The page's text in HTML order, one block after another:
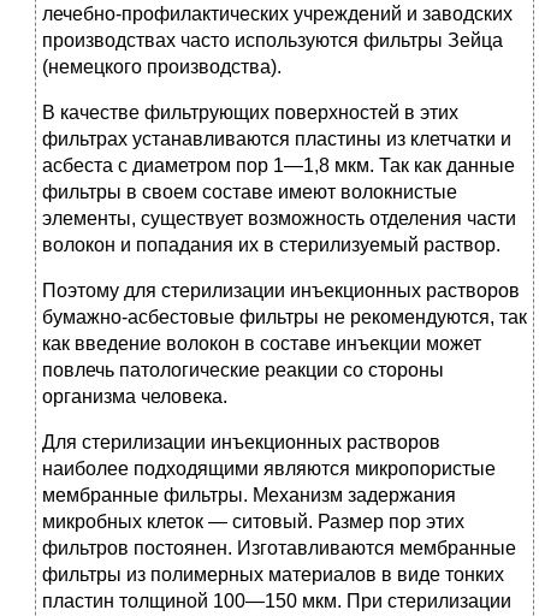
лечебно-профилактических учреждений и заводских
производствах часто используются фильтры Зейца
(немецкого производства).
В качестве фильтрующих поверхностей в этих
фильтрах устанавливаются пластины из клетчатки и
асбеста с диаметром пор 1—1,8 мкм. Так как данные
фильтры в своем составе имеют волокнистые
элементы, существует возможность отделения части
волокон и попадания их в стерилизуемый раствор.
Поэтому для стерилизации инъекционных растворов
бумажно-асбестовые фильтры не рекомендуются, так
как введение волокон в составе инъекции может
повлечь патологические реакции со стороны
организма человека.
Для стерилизации инъекционных растворов
наиболее подходящими являются микропористые
мембранные фильтры. Механизм задержания
микробных клеток — ситовый. Размер пор этих
фильтров постоянен. Изготавливаются мембранные
фильтры из полимерных материалов в виде тонких
пластин толщиной 100—150 мкм. При стерилизации